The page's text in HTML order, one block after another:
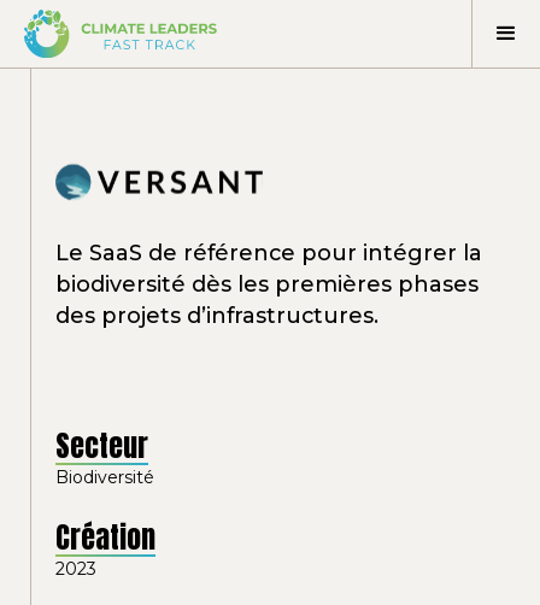
Le SaaS de référence pour intégrer la
biodiversité dès les premières phases
des projets d’infrastructures.
Secteur
Biodiversité
Création
2023